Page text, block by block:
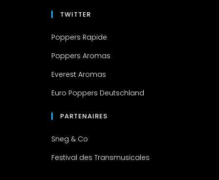
TWITTER
Poppers Rapide
Poppers Aromas
Everest Aromas
Euro Poppers Deutschland
PARTENAIRES
Sneg & Co
Festival des Transmusicales